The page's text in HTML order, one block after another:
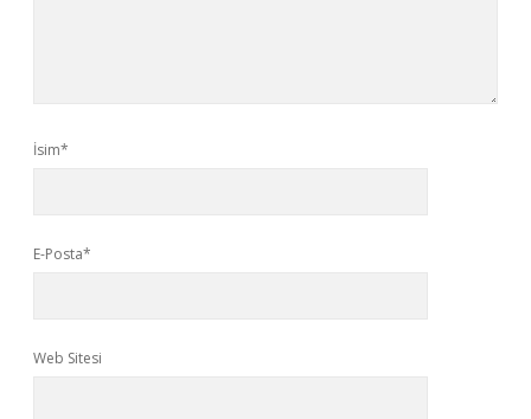
İsim*
E-Posta*
Web Sitesi